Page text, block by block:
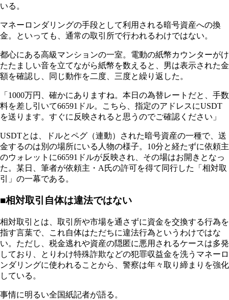
いる。
マネーロンダリングの手段として利用される暗号資産への換
金。といっても、通常の取引所で行われるわけではない。
都心にある高級マンションの一室。電動の紙幣カウンターがけ
たたましい音を立てながら紙幣を数えると、男は表示された金
額を確認し、同じ動作を二度、三度と繰り返した。
「1000万円、確かにありますね。本日の為替レートだと、手数
料を差し引いて66591ドル。こちら、指定のアドレスにUSDT
を送ります。すぐに反映されると思うのでご確認ください」
USDTとは、ドルとペグ（連動）された暗号資産の一種で、送
金するのは別の場所にいる人物の様子。10分と経たずに依頼主
のウォレットに66591ドルが反映され、その場はお開きとなっ
た。某日、筆者が依頼主・A氏の許可を得て同行した「相対取
引」の一幕である。
■相対取引自体は違法ではない
相対取引とは、取引所や市場を通さずに資金を交換する行為を
指す言葉で、これ自体はただちに違法行為というわけではな
い。ただし、税金逃れや資産の隠匿に悪用されるケースは多発
しており、とりわけ特殊詐欺などの犯罪収益金を洗うマネーロ
ンダリングに使われることから、警察は年々取り締まりを強化
している。
事情に明るい全国紙記者が語る。